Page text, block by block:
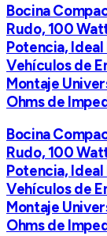
Bocina
Rudo, 100
Potencia, Ideal
Vehículos de
Montaje
Ohms de
Bocina
Rudo, 100
Potencia, Ideal
Vehículos de
Montaje
Ohms de